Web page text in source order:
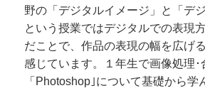
野の「デジタルイメージ」と「デ
という授業ではデジタルでの表現
だことで、作品の表現の幅を広げ
感じています。１年生で画像処理･
「Photoshop｣について基礎から学